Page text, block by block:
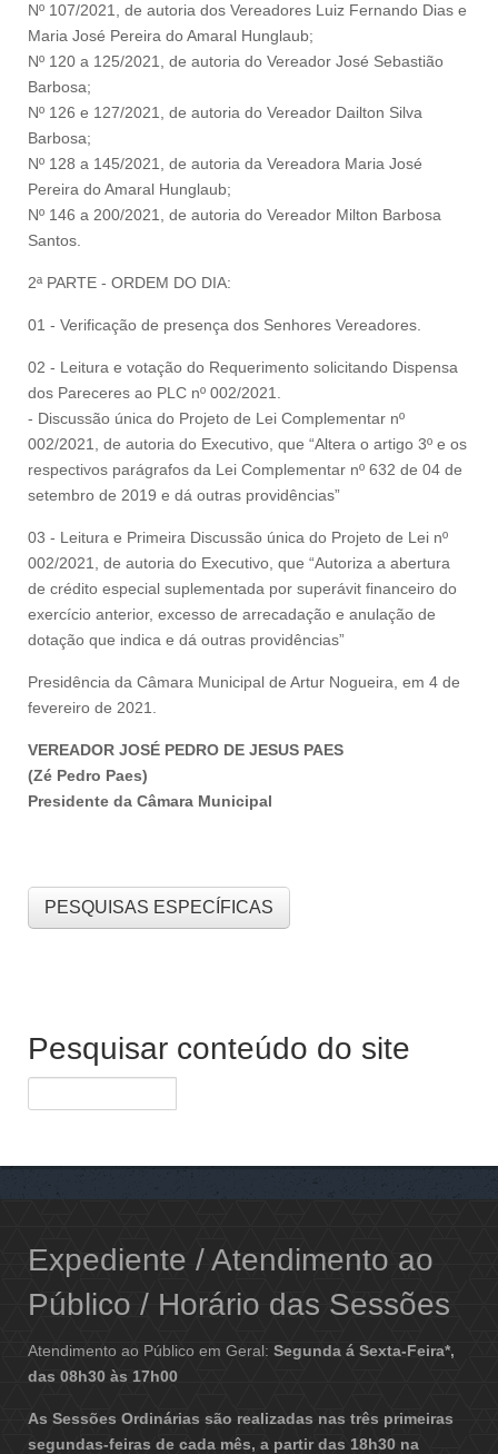
Nº 107/2021, de autoria dos Vereadores Luiz Fernando Dias e
Maria José Pereira do Amaral Hunglaub;
Nº 120 a 125/2021, de autoria do Vereador José Sebastião
Barbosa;
Nº 126 e 127/2021, de autoria do Vereador Dailton Silva
Barbosa;
Nº 128 a 145/2021, de autoria da Vereadora Maria José
Pereira do Amaral Hunglaub;
Nº 146 a 200/2021, de autoria do Vereador Milton Barbosa
Santos.
2ª PARTE - ORDEM DO DIA:
01 - Verificação de presença dos Senhores Vereadores.
02 - Leitura e votação do Requerimento solicitando Dispensa
dos Pareceres ao PLC nº 002/2021.
- Discussão única do Projeto de Lei Complementar nº
002/2021, de autoria do Executivo, que “Altera o artigo 3º e os
respectivos parágrafos da Lei Complementar nº 632 de 04 de
setembro de 2019 e dá outras providências”
03 - Leitura e Primeira Discussão única do Projeto de Lei nº
002/2021, de autoria do Executivo, que “Autoriza a abertura
de crédito especial suplementada por superávit financeiro do
exercício anterior, excesso de arrecadação e anulação de
dotação que indica e dá outras providências”
Presidência da Câmara Municipal de Artur Nogueira, em 4 de
fevereiro de 2021.
VEREADOR JOSÉ PEDRO DE JESUS PAES
(Zé Pedro Paes)
Presidente da Câmara Municipal
PESQUISAS ESPECÍFICAS
Pesquisar conteúdo do site
Expediente / Atendimento ao
Público / Horário das Sessões
Atendimento ao Público em Geral: Segunda á Sexta-Feira*,
das 08h30 às 17h00
As Sessões Ordinárias são realizadas nas três primeiras
segundas-feiras de cada mês, a partir das 18h30 na